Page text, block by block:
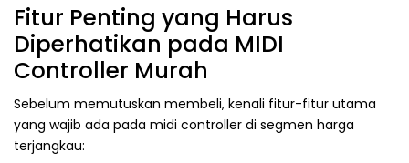
Fitur Penting yang Harus
Diperhatikan pada MIDI
Controller Murah
Sebelum memutuskan membeli, kenali fitur-fitur utama
yang wajib ada pada midi controller di segmen harga
terjangkau: